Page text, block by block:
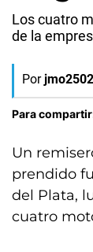
Los cuatro
de la
Por jmo2502
Para
Un
prendido
del Plata,
cuatro